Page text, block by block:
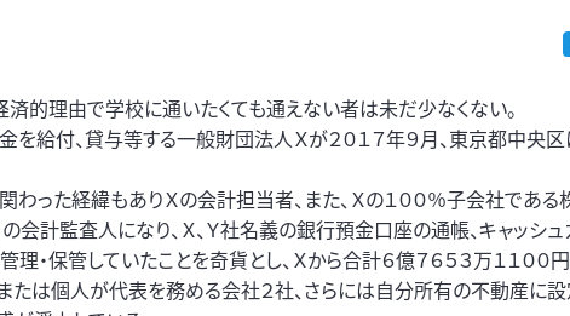
済的理由で学校に通いたくても通えない者は未だ少なくない。
を給付、貸与等する一般財団法人Ｘが２０１７年９月、東京都中央
わった経緯もありＸの会計担当者、また、Ｘの１００％子会社である
会計監査人になり、Ｘ、Ｙ社名義の銀行預金口座の通帳、キャッシ
理・保管していたことを奇貨とし、Ｘから合計６億７６５３万１１００
たは個人が代表を務める会社２社、さらには自分所有の不動産に